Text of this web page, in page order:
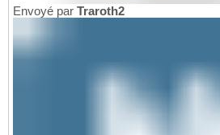
Envoyé par Traroth2